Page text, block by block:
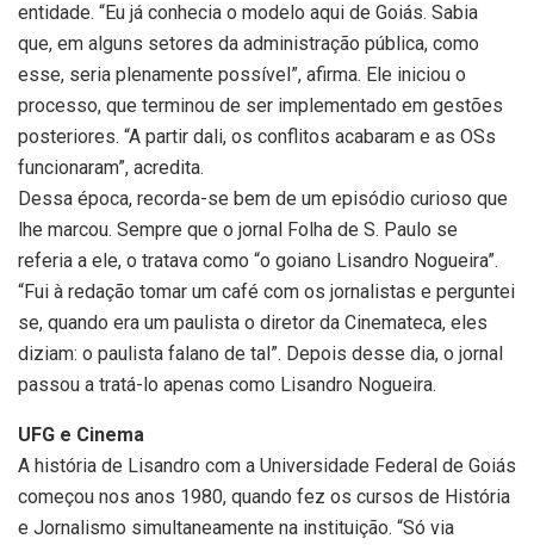
entidade. “Eu já conhecia o modelo aqui de Goiás. Sabia
que, em alguns setores da administração pública, como
esse, seria plenamente possível”, afirma. Ele iniciou o
processo, que terminou de ser implementado em gestões
posteriores. “A partir dali, os conflitos acabaram e as OSs
funcionaram”, acredita.
Dessa época, recorda-se bem de um episódio curioso que
lhe marcou. Sempre que o jornal Folha de S. Paulo se
referia a ele, o tratava como “o goiano Lisandro Nogueira”.
“Fui à redação tomar um café com os jornalistas e perguntei
se, quando era um paulista o diretor da Cinemateca, eles
diziam: o paulista falano de tal”. Depois desse dia, o jornal
passou a tratá-lo apenas como Lisandro Nogueira.
UFG e Cinema
A história de Lisandro com a Universidade Federal de Goiás
começou nos anos 1980, quando fez os cursos de História
e Jornalismo simultaneamente na instituição. “Só via